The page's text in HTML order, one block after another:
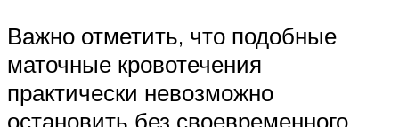
Важно отметить, что подобные
маточные кровотечения
практически невозможно
остановить без своевременного